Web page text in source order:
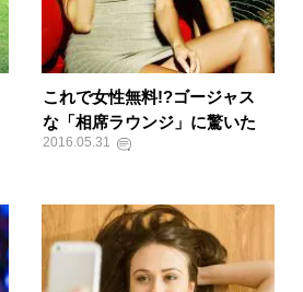
これで女性無料!?ゴージャス
な「相席ラウンジ」に驚いた
2016.05.31